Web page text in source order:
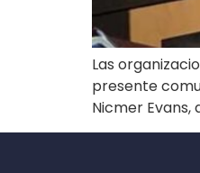
Las
presente
Nicmer Evans,